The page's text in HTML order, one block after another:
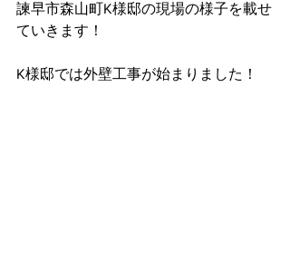
諫早市森山町K様邸の現場の様子を載せ
ていきます！
K様邸では外壁工事が始まりました！